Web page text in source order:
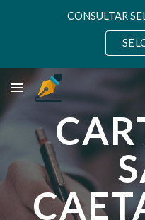
CONSULTAR